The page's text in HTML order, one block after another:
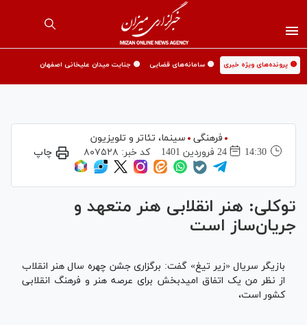
🟡 پرونده‌های ویژه خبری 🟡 سامانه‌های قضایی 🟡 جنایت میدان علیخانی اصفهان
فرهنگی
سینما،‌ تئاتر و تلویزیون
14:30
24 فروردين 1401 کد خبر: ۸۰۷۵۲۸ چاپ
توکلی: هنر انقلابی هنر متعهد و
جریان‌ساز است
بازیگر سریال «زیر تیغ» گفت: برگزاری جشن چهره سال هنر انقلاب
از نظر من یک اتفاق امیدبخش برای عرصه هنر و فرهنگ انقلابی
کشور است،